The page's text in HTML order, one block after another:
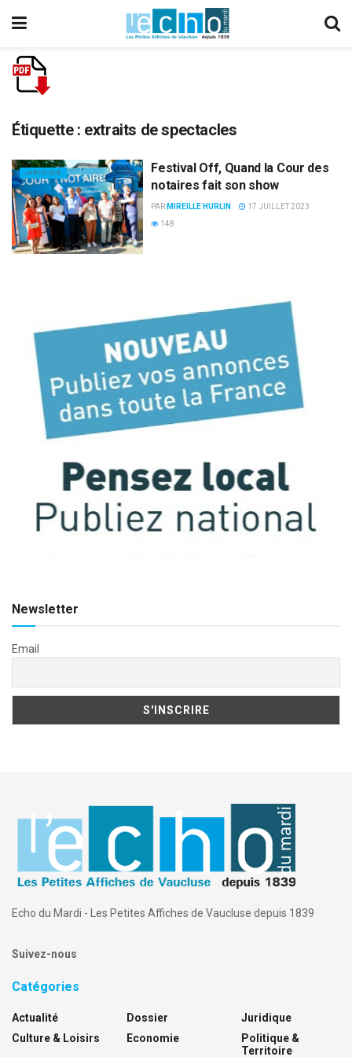
Étiquette : extraits de spectacles
JURIDIQUE
Festival Off, Quand la Cour des
notaires fait son show
PAR MIREILLE HURLIN
17 JUILLET 2023
148
Newsletter
Email
Echo du Mardi - Les Petites Affiches de Vaucluse depuis 1839
Suivez-nous
Catégories
Actualité
Culture & Loisirs
Dossier
Economie
Juridique
Politique &
Territoire